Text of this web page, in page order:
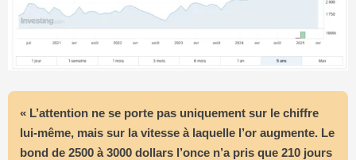
« L’attention ne se porte pas uniquement sur le chiffre
lui-même, mais sur la vitesse à laquelle l’or augmente. Le
bond de 2500 à 3000 dollars l’once n’a pris que 210 jours